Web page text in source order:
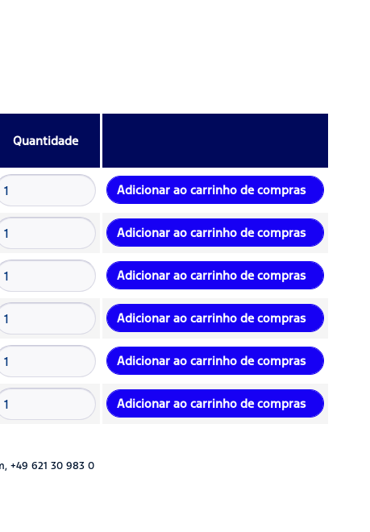
Quantidade
Adicionar ao carrinho de compras
Adicionar ao carrinho de compras
Adicionar ao carrinho de compras
Adicionar ao carrinho de compras
Adicionar ao carrinho de compras
Adicionar ao carrinho de compras
+49 621 30 983 0